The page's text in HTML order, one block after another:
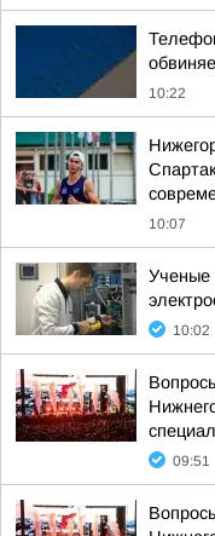
10:22
10:07
Ученые
10:02
09:51